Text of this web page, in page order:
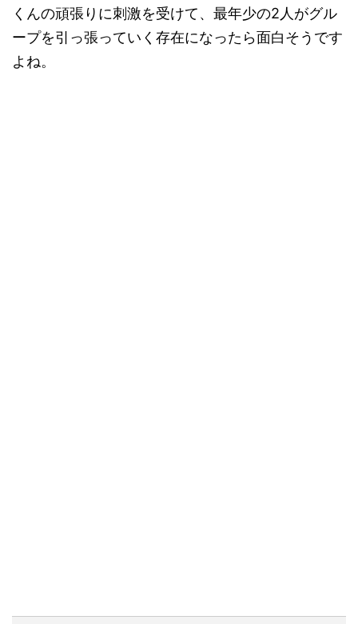
くんの頑張りに刺激を受けて、最年少の2人がグル
ープを引っ張っていく存在になったら面白そうです
よね。